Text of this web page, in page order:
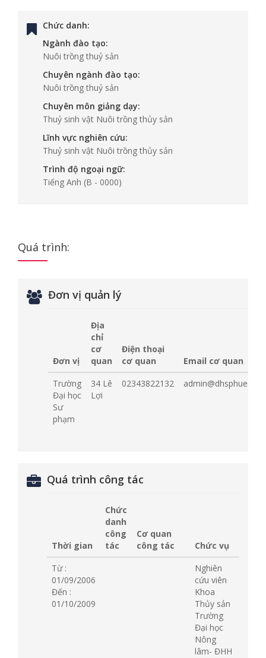
Chức danh:
Ngành đào tạo:
Nuôi trồng thuỷ sản
Chuyên ngành đào tạo:
Nuôi trồng thuỷ sản
Chuyên môn giảng dạy:
Thuỷ sinh vật Nuôi trồng thủy sản
Lĩnh vực nghiên cứu:
Thuỷ sinh vật Nuôi trồng thủy sản
Trình độ ngoại ngữ:
Tiếng Anh (B - 0000)
Quá trình:
Đơn vị quản lý
Đơn vị
Địa
chỉ
cơ
quan
Điện thoại
cơ quan
Email cơ quan
Trường
Đại học
Sư
phạm
34 Lê
Lợi
02343822132
Quá trình công tác
Thời gian
Chức
danh
công
tác
Cơ quan
công tác
Chức vụ
Từ :
01/09/2006
Đến :
01/10/2009
Nghiên
cứu viên
Khoa
Thủy sản
Trường
Đại học
Nông
lâm- ĐHH